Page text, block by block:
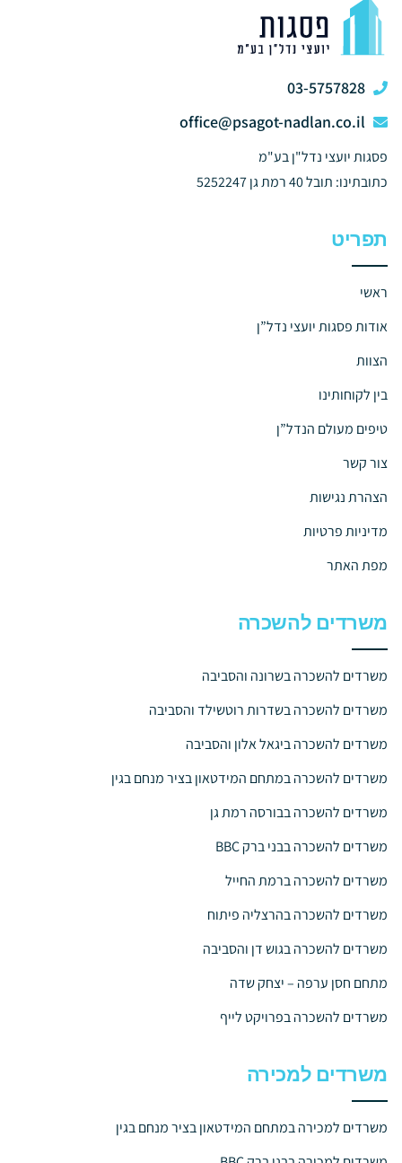
03-5757828
office@psagot-nadlan.co.il
פסגות יועצי נדל"ן בע"מ
כתובתינו: תובל 40 רמת גן 5252247
תפריט
ראשי
אודות פסגות יועצי נדל”ן
הצוות
בין לקוחותינו
טיפים מעולם הנדל”ן
צור קשר
הצהרת נגישות
מדיניות פרטיות
מפת האתר
משרדים להשכרה
משרדים להשכרה בשרונה והסביבה
משרדים להשכרה בשדרות רוטשילד והסביבה
משרדים להשכרה ביגאל אלון והסביבה
משרדים להשכרה במתחם המידטאון בציר מנחם בגין
משרדים להשכרה בבורסה רמת גן
משרדים להשכרה בבני ברק BBC
משרדים להשכרה ברמת החייל
משרדים להשכרה בהרצליה פיתוח
משרדים להשכרה בגוש דן והסביבה
מתחם חסן ערפה – יצחק שדה
משרדים להשכרה בפרויקט לייף
משרדים למכירה
משרדים למכירה במתחם המידטאון בציר מנחם בגין